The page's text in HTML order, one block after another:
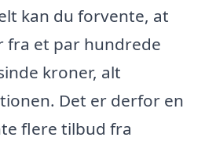
kan du forvente, at
et par hundrede
kroner, alt
Det er derfor en
flere tilbud fra